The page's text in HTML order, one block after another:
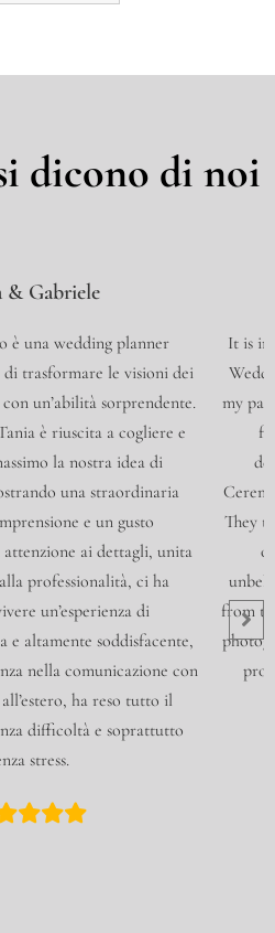
dicono di noi
& Gabriele
è una wedding planner
di trasformare le visioni dei
un’abilità sorprendente.
è riuscita a cogliere e
la nostra idea di
una straordinaria
e un gusto
attenzione ai dettagli, unita
professionalità, ci ha
un’esperienza di
e altamente soddisfacente,
nella comunicazione con
ha reso tutto il
difficoltà e soprattutto
stress.
It is
my
They
from